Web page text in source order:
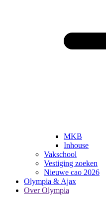
MKB
Inhouse
Vakschool
Vestiging zoeken
Nieuwe cao 2026
Olympia & Ajax
Over Olympia